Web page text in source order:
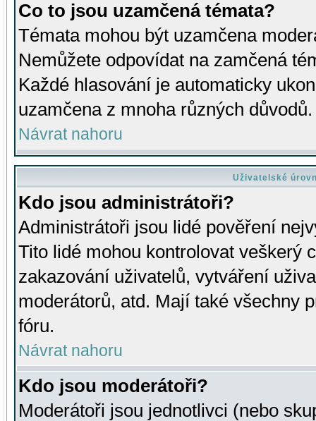
Co to jsou uzamčená témata?
Témata mohou být uzamčena
Nemůžete odpovídat na zamčená
Každé hlasování je automaticky
uzamčena z mnoha různých důvodů.
Návrat nahoru
Uživatelské
Kdo jsou administrátoři?
Administrátoři jsou lidé pověření
Tito lidé mohou kontrolovat veškerý
zakazování uživatelů, vytváření
moderátorů, atd. Mají také všechny
fóru.
Návrat nahoru
Kdo jsou moderátoři?
Moderátoři jsou jednotlivci (nebo